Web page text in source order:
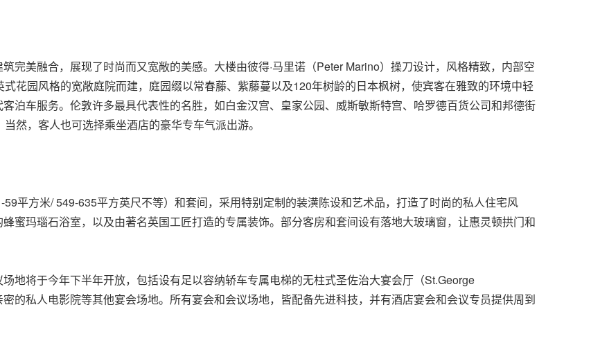
完美融合，展现了时尚而又宽敞的美感。大楼由彼得·马里诺（Peter Marino）操刀设计，风格精致，内部空
花园风格的宽敞庭院而建，庭园缀以常春藤、紫藤蔓以及120年树龄的日本枫树，使宾客在雅致的环境中轻
泊车服务。伦敦许多最具代表性的名胜，如白金汉宫、皇家公园、威斯敏斯特宫、哈罗德百货公司和邦德街
当然，客人也可选择乘坐酒店的豪华专车气派出游。
平方米/ 549-635平方英尺不等）和套间，采用特别定制的装潢陈设和艺术品，打造了时尚的私人住宅风
蜜玛瑙石浴室，以及由著名英国工匠打造的专属装饰。部分客房和套间设有落地大玻璃窗，让惠灵顿拱门和
地将于今年下半年开放，包括设有足以容纳轿车专属电梯的无柱式圣佐治大宴会厅（St.George
的私人电影院等其他宴会场地。所有宴会和会议场地，皆配备先进科技，并有酒店宴会和会议专员提供周到